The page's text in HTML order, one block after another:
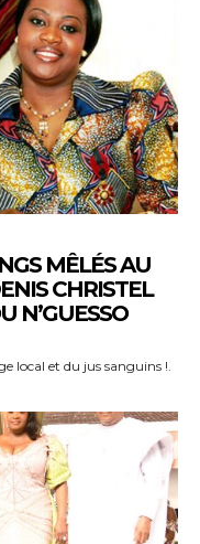
MÊLÉS AU
CHRISTEL
N’GUESSO
local et du jus sanguins !.